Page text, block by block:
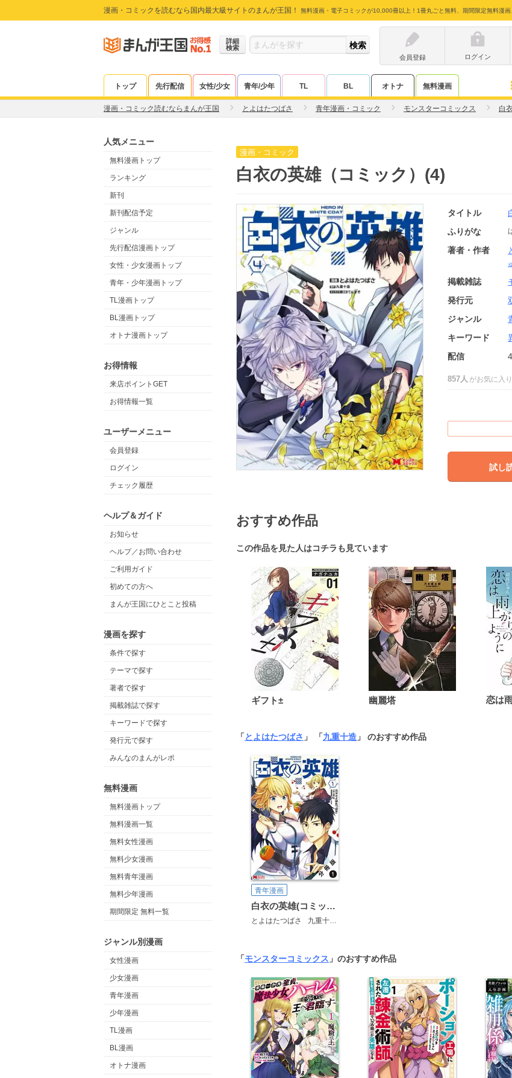
漫画・コミックを読むなら国内最大級サイトのまんが王国！ 無料漫画・電子コミックが10,000冊以上！1冊丸ごと無料、期間限定無料漫画
詳細
検索
会員登録
ログイン
トップ 先行配信 女性/少女 青年/少年 TL BL オトナ 無料漫画
漫画・コミック読むならまんが王国 とよはたつばさ 青年漫画・コミック モンスターコミックス 白
人気メニュー
無料漫画トップ
ランキング
新刊
新刊配信予定
ジャンル
先行配信漫画トップ
女性・少女漫画トップ
青年・少年漫画トップ
TL漫画トップ
BL漫画トップ
オトナ漫画トップ
お得情報
来店ポイントGET
お得情報一覧
ユーザーメニュー
会員登録
ログイン
チェック履歴
ヘルプ＆ガイド
お知らせ
ヘルプ／お問い合わせ
ご利用ガイド
初めての方へ
まんが王国にひとこと投稿
漫画を探す
条件で探す
テーマで探す
著者で探す
掲載雑誌で探す
キーワードで探す
発行元で探す
みんなのまんがレポ
無料漫画
無料漫画トップ
無料漫画一覧
無料女性漫画
無料少女漫画
無料青年漫画
無料少年漫画
期間限定 無料一覧
ジャンル別漫画
女性漫画
少女漫画
青年漫画
少年漫画
TL漫画
BL漫画
オトナ漫画
漫画・コミック
白衣の英雄（コミック）(4)
タイトル
ふりがな
著者・作者
掲載雑誌
発行元
ジャンル
キーワード
配信
857人 がお気に入
試し
おすすめ作品
この作品を見た人はコチラも見ています
ギフト± 幽麗塔
「とよはたつばさ 」 「九重十造 」 のおすすめ作品
青年漫画
白衣の英雄(コミック) 分冊版
とよはたつばさ 九重十造
「モンスターコミックス 」のおすすめ作品